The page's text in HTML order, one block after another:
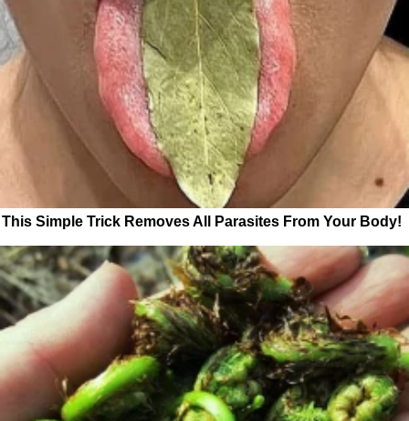
This Simple Trick Removes All Parasites From Your Body!